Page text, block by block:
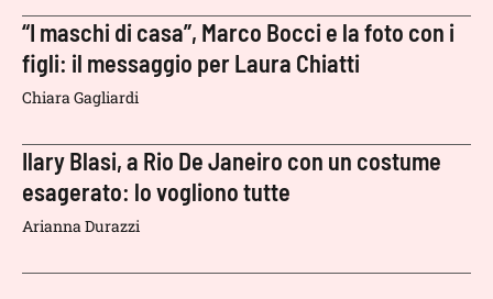
“I maschi di casa”, Marco Bocci e la foto con i
figli: il messaggio per Laura Chiatti
Chiara Gagliardi
Ilary Blasi, a Rio De Janeiro con un costume
esagerato: lo vogliono tutte
Arianna Durazzi